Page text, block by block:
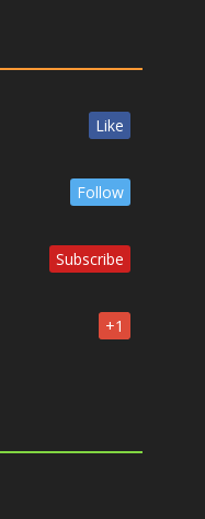
Like
Follow
Subscribe
+1